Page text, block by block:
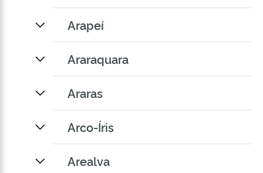
Arapeí
Araraquara
Araras
Arco-Íris
Arealva